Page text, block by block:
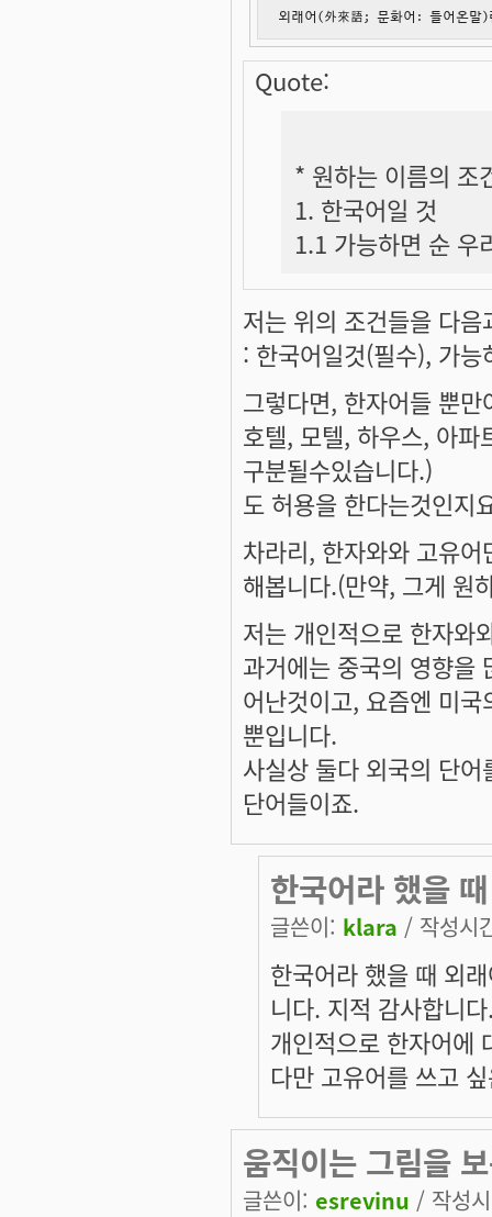
외래어(外來語; 문화어: 들어온말
Quote:
* 원하는 이름의 조
1. 한국어일 것
1.1 가능하면 순 우
저는 위의 조건들을 다
: 한국어일것(필수), 가
그렇다면, 한자어들 뿐
호텔, 모텔, 하우스, 아
구분될수있습니다.)
도 허용을 한다는것인지
차라리, 한자와와 고유
해봅니다.(만약, 그게 원
저는 개인적으로 한자와
과거에는 중국의 영향을
어난것이고, 요즘엔 미
뿐입니다.
사실상 둘다 외국의 단
단어들이죠.
한국어라 했을
글쓴이: klara / 작성시
한국어라 했을 때 외
니다. 지적 감사합니
개인적으로 한자어에
다만 고유어를 쓰고
움직이는 그림을
글쓴이: esrevinu / 작성